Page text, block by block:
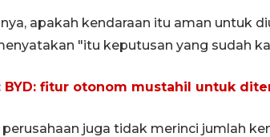
apakah kendaraan itu aman untuk
"itu keputusan yang sudah
BYD: fitur otonom mustahil untuk
perusahaan juga tidak merinci jumlah